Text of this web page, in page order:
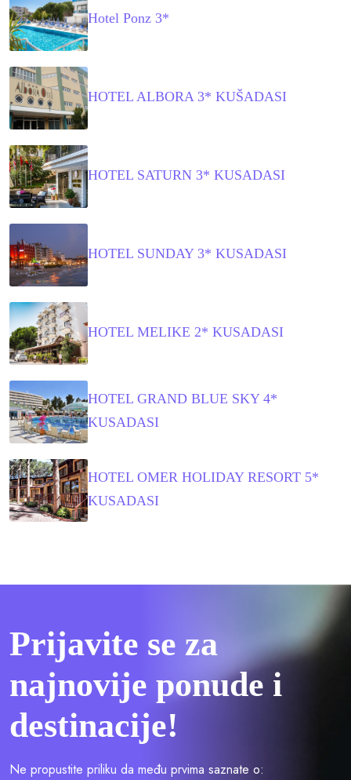
Hotel Ponz 3*
HOTEL ALBORA 3* KUŠADASI
HOTEL SATURN 3* KUSADASI
HOTEL SUNDAY 3* KUSADASI
HOTEL MELIKE 2* KUSADASI
HOTEL GRAND BLUE SKY 4*
KUSADASI
HOTEL OMER HOLIDAY RESORT 5*
KUSADASI
Prijavite se za
najnovije ponude i
destinacije!
Ne propustite priliku da među prvima saznate o: